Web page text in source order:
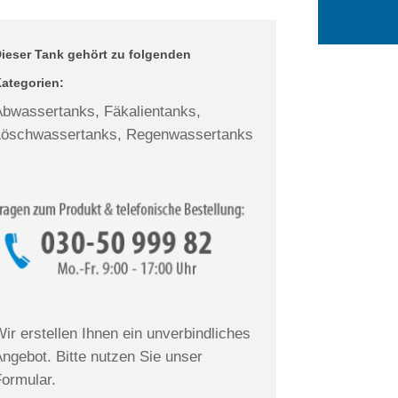
Tank gehört zu folgenden
Fäkalientanks,
Regenwassertanks
erstellen Ihnen ein unverbindliches
Bitte nutzen Sie unser